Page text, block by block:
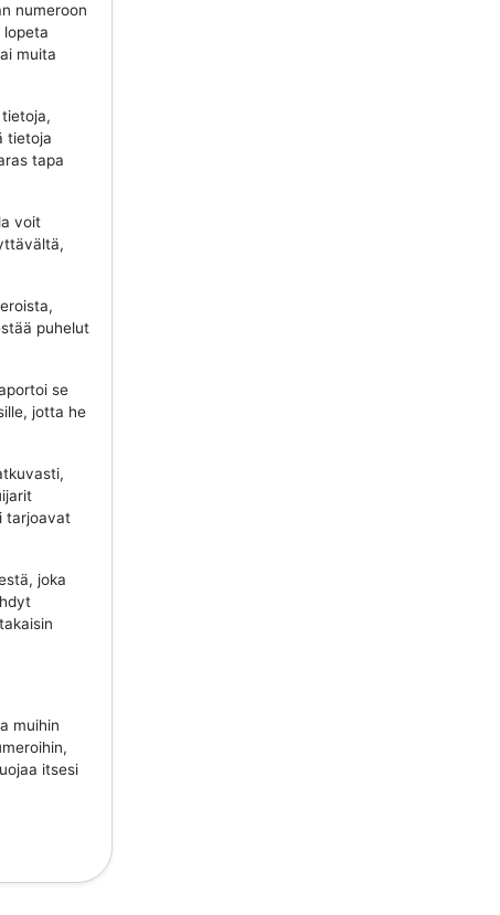
numeroon
lopeta
muita
tietoja
tapa
voit
puhelut
se
jotta he
tarjoavat
joka
muihin
itsesi